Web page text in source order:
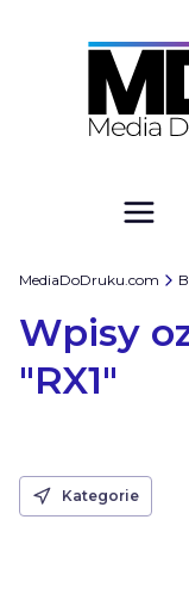
Menu
MediaDoDruku.com
Wpisy
"RX1"
Kategorie